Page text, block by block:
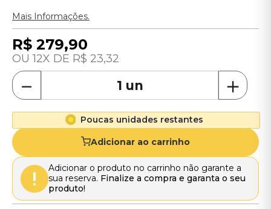
Mais Informações.
R$ 279,90
12 R$ 23,32
＋
－
Poucas unidades restantes
Adicionar ao carrinho
Adicionar o produto no carrinho não garante a
sua reserva. Finalize a compra e garanta o seu
produto!